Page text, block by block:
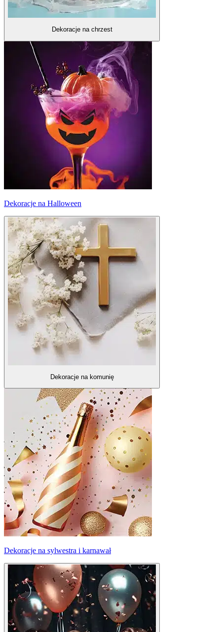
Dekoracje na chrzest
Dekoracje na Halloween
Dekoracje na komunię
Dekoracje na sylwestra i karnawał